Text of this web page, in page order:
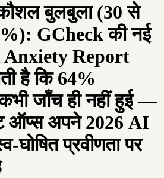
बुलबुला (30 से
GCheck की नई
Report
है कि 64%
कभी जाँच ही नहीं हुई —
ऑप्स अपने 2026 AI
घोषित प्रवीणता पर